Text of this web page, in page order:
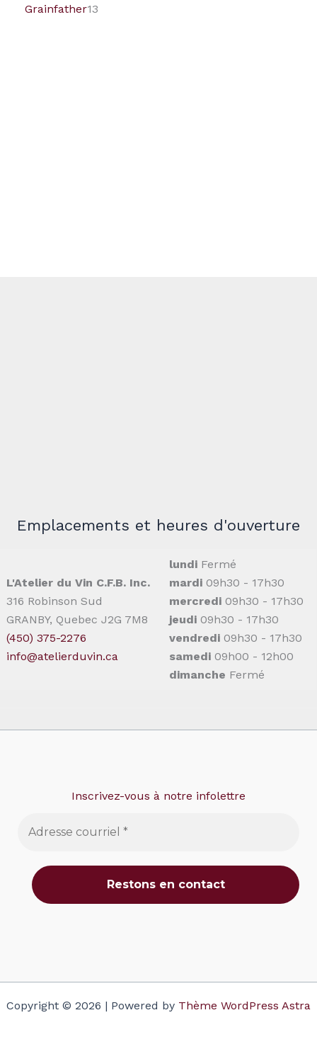
Grainfather13
Emplacements et heures d'ouverture
L'Atelier du Vin C.F.B. Inc.
316 Robinson Sud
GRANBY, Quebec J2G 7M8
(450) 375-2276
info@atelierduvin.ca
lundi Fermé
mardi 09h30 - 17h30
mercredi 09h30 - 17h30
jeudi 09h30 - 17h30
vendredi 09h30 - 17h30
samedi 09h00 - 12h00
dimanche Fermé
Inscrivez-vous à notre infolettre
Copyright © 2026 | Powered by Thème WordPress Astra